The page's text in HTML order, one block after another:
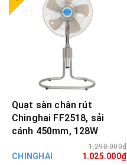
Quạt sàn chân rút
Chinghai FF2518, sải
cánh 450mm, 128W
CHINGHAI
1.290.000₫
1.025.000₫